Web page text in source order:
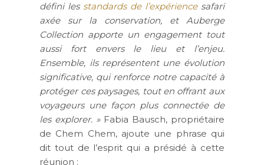
défini les standards de l’expérience safari
axée sur la conservation, et Auberge
Collection apporte un engagement tout
aussi fort envers le lieu et l’enjeu.
Ensemble, ils représentent une évolution
significative, qui renforce notre capacité à
protéger ces paysages, tout en offrant aux
voyageurs une façon plus connectée de
les explorer. » Fabia Bausch, propriétaire
de Chem Chem, ajoute une phrase qui
dit tout de l’esprit qui a présidé à cette
réunion :